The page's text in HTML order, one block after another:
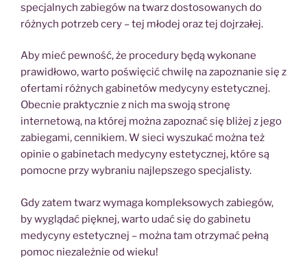
specjalnych zabiegów na twarz dostosowanych do
różnych potrzeb cery – tej młodej oraz tej dojrzałej.
Aby mieć pewność, że procedury będą wykonane
prawidłowo, warto poświęcić chwilę na zapoznanie się z
ofertami różnych gabinetów medycyny estetycznej.
Obecnie praktycznie z nich ma swoją stronę
internetową, na której można zapoznać się bliżej z jego
zabiegami, cennikiem. W sieci wyszukać można też
opinie o gabinetach medycyny estetycznej, które są
pomocne przy wybraniu najlepszego specjalisty.
Gdy zatem twarz wymaga kompleksowych zabiegów,
by wyglądać pięknej, warto udać się do gabinetu
medycyny estetycznej – można tam otrzymać pełną
pomoc niezależnie od wieku!